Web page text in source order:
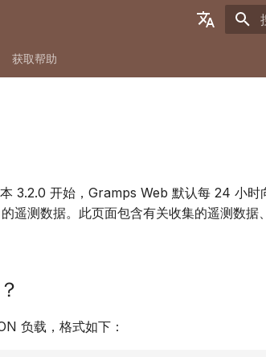
Tiếng Việt
获取帮助
3.2.0 开始，Gramps Web 默认每 24 小时
遥测数据。此页面包含有关收集的遥测数据
负载，格式如下：